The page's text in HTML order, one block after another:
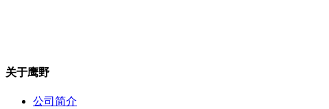
关于鹰野
公司简介